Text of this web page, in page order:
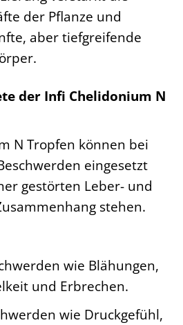
der Pflanze und
aber tiefgreifende
der Infi Chelidonium N
N Tropfen können bei
eingesetzt
gestörten Leber- und
stehen.
wie Blähungen,
und Erbrechen.
wie Druckgefühl,